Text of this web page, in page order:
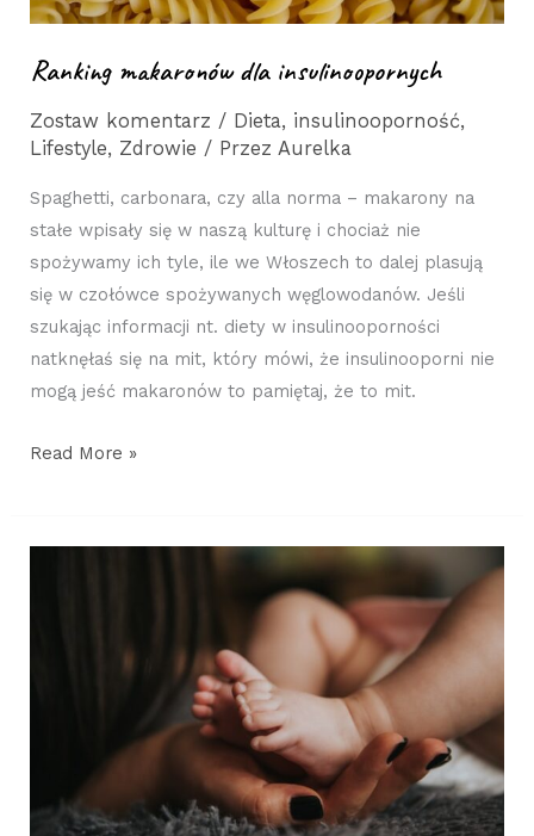
Ranking makaronów dla insulinoopornych
Zostaw komentarz / Dieta, insulinooporność,
Lifestyle, Zdrowie / PrzezAurelka
Spaghetti, carbonara, czy alla norma – makarony na
stałe wpisały się w naszą kulturę i chociaż nie
spożywamy ich tyle, ile we Włoszech to dalej plasują
się w czołówce spożywanych węglowodanów. Jeśli
szukając informacji nt. diety w insulinooporności
natknęłaś się na mit, który mówi, że insulinooporni nie
mogą jeść makaronów to pamiętaj, że to mit.
Read More »
suplementacji